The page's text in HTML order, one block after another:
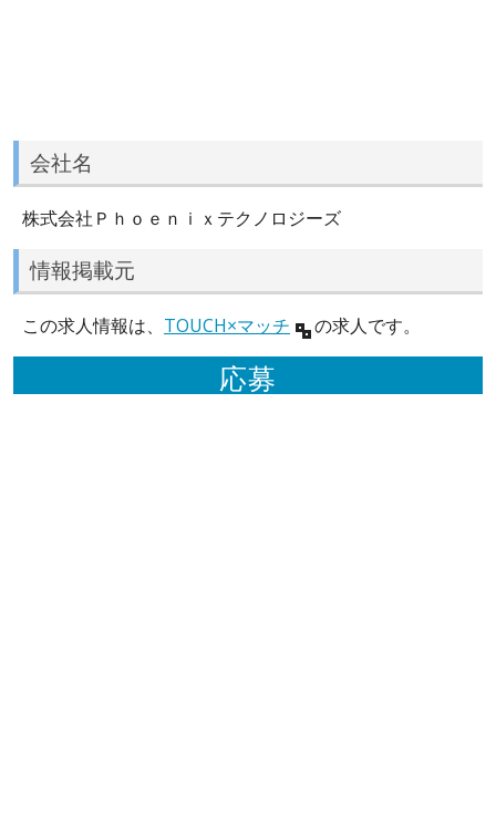
会社名
株式会社Ｐｈｏｅｎｉｘテクノロジーズ
情報掲載元
この求人情報は、 TOUCH×マッチ の求人です。
応募